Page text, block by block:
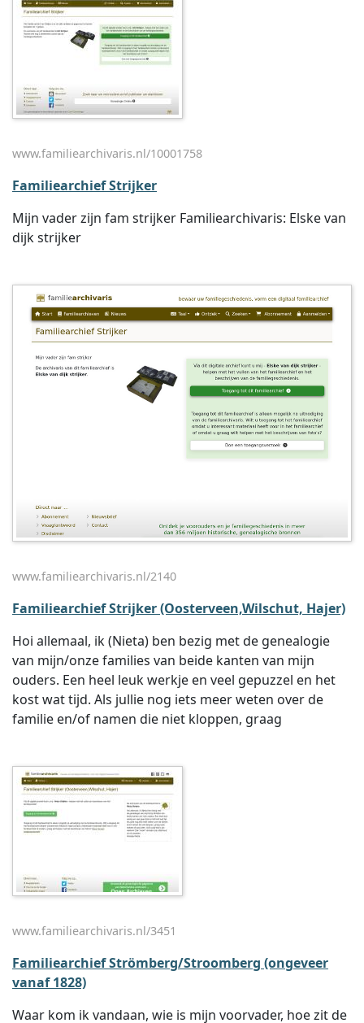
www.familiearchivaris.nl/10001758
Familiearchief Strijker
Mijn vader zijn fam strijker Familiearchivaris: Elske van
dijk strijker
www.familiearchivaris.nl/2140
Familiearchief Strijker (Oosterveen,Wilschut, Hajer)
Hoi allemaal, ik (Nieta) ben bezig met de genealogie
van mijn/onze families van beide kanten van mijn
ouders. Een heel leuk werkje en veel gepuzzel en het
kost wat tijd. Als jullie nog iets meer weten over de
familie en/of namen die niet kloppen, graag
www.familiearchivaris.nl/3451
Familiearchief Strömberg/Stroomberg (ongeveer
vanaf 1828)
Waar kom ik vandaan, wie is mijn voorvader, hoe zit de